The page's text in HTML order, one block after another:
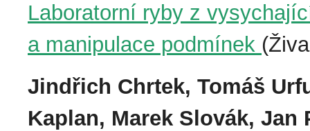
Laboratorní ryby z
a manipulace podmínek
Jindřich Chrtek, Tomáš
Kaplan, Marek Slovák, Jan